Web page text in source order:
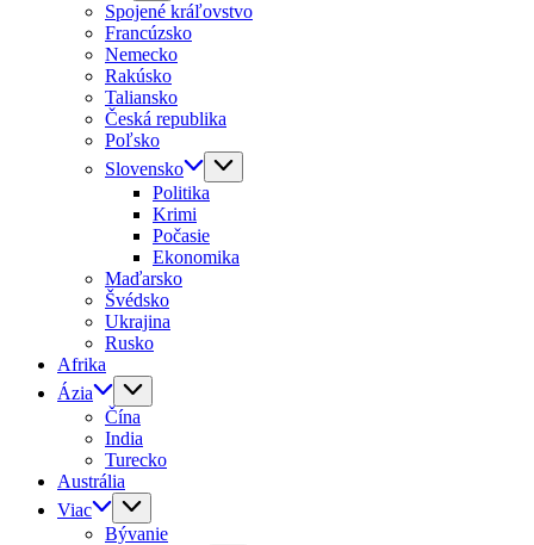
Spojené kráľovstvo
Francúzsko
Nemecko
Rakúsko
Taliansko
Česká republika
Poľsko
Slovensko
Politika
Krimi
Počasie
Ekonomika
Maďarsko
Švédsko
Ukrajina
Rusko
Afrika
Ázia
Čína
India
Turecko
Austrália
Viac
Bývanie